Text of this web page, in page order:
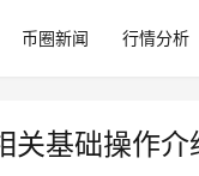
币圈新闻 行情分析
关基础操作介